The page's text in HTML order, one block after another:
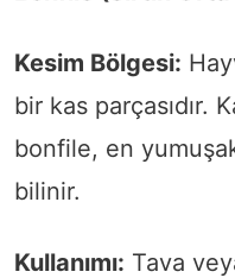
Kesim Bölgesi:
bir kas parçasıdır.
bonfile, en
bilinir.
Kullanımı: Tava